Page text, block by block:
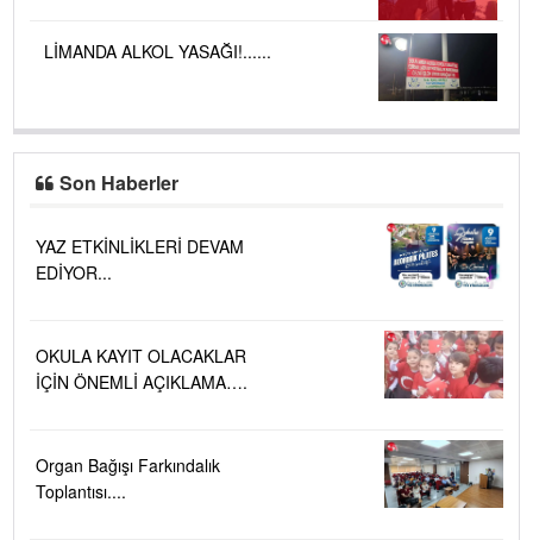
LİMANDA ALKOL YASAĞI!......
Son Haberler
YAZ ETKİNLİKLERİ DEVAM
EDİYOR...
OKULA KAYIT OLACAKLAR
İÇİN ÖNEMLİ AÇIKLAMA….
Organ Bağışı Farkındalık
Toplantısı....